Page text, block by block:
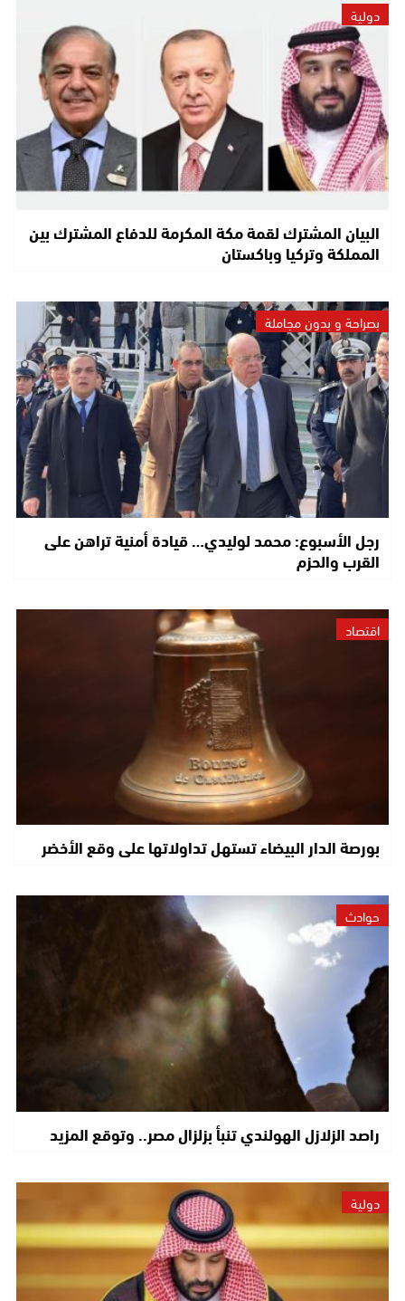
دولية
البيان المشترك لقمة مكة المكرمة للدفاع المشترك بين
المملكة وتركيا وباكستان
بصراحة و بدون مجاملة
رجل الأسبوع: محمد لوليدي… قيادة أمنية تراهن على
القرب والحزم
اقتصاد
بورصة الدار البيضاء تستهل تداولاتها على وقع الأخضر
حوادث
راصد الزلازل الهولندي تنبأ بزلزال مصر.. وتوقع المزيد
دولية